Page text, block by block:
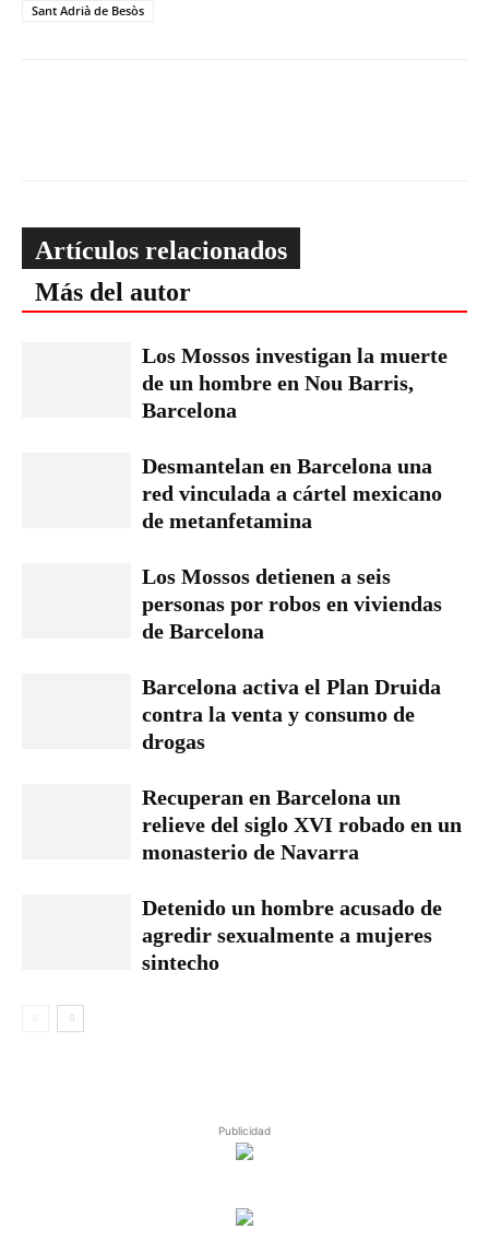
Sant Adrià de Besòs
Artículos relacionados
Más del autor
Los Mossos investigan la muerte
de un hombre en Nou Barris,
Barcelona
Desmantelan en Barcelona una
red vinculada a cártel mexicano
de metanfetamina
Los Mossos detienen a seis
personas por robos en viviendas
de Barcelona
Barcelona activa el Plan Druida
contra la venta y consumo de
drogas
Recuperan en Barcelona un
relieve del siglo XVI robado en un
monasterio de Navarra
Detenido un hombre acusado de
agredir sexualmente a mujeres
sintecho
Publicidad